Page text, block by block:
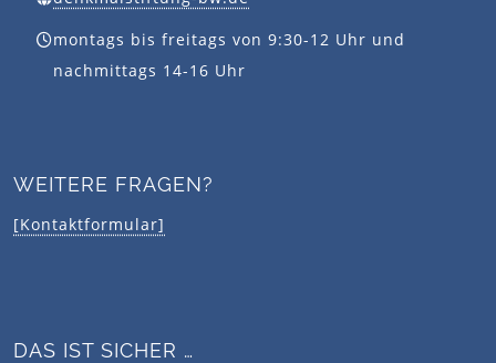
montags bis freitags von 9:30-12 Uhr und
nachmittags 14-16 Uhr
WEITERE FRAGEN?
[Kontaktformular]
DAS IST SICHER …